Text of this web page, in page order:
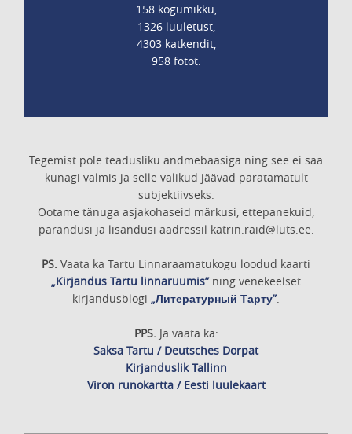
158 kogumikku,
1326 luuletust,
4303 katkendit,
958 fotot.
Tegemist pole teadusliku andmebaasiga ning see ei saa
kunagi valmis ja selle valikud jäävad paratamatult
subjektiivseks.
Ootame tänuga asjakohaseid märkusi, ettepanekuid,
parandusi ja lisandusi aadressil katrin.raid@luts.ee.
PS. Vaata ka Tartu Linnaraamatukogu loodud kaarti
„Kirjandus Tartu linnaruumis”ning venekeelset
kirjandusblogi „Литературный Тарту”.
PPS. Ja vaata ka:
Saksa Tartu / Deutsches Dorpat
Kirjanduslik Tallinn
Viron runokartta / Eesti luulekaart